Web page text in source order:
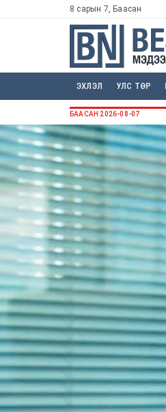
8 сарын 7, Баасан
ЭХЛЭЛ УЛС ТӨР
БААСАН 2026-08-07